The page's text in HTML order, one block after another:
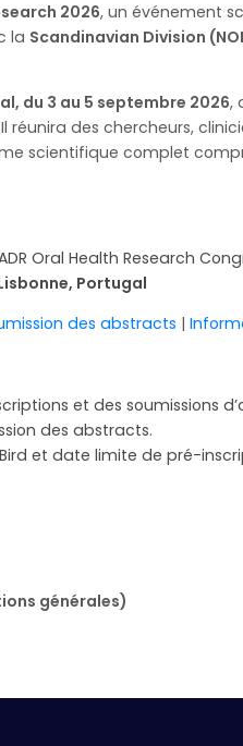
2026, un événement
la Scandinavian Division
du 3 au 5 septembre 2026,
réunira des chercheurs,
scientifique complet
Oral Health Research
Portugal
des abstracts |
et des soumissions
des abstracts.
et date limite de pré-
générales)